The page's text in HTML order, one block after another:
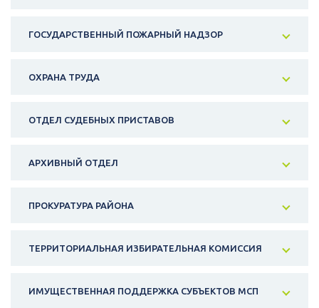
ГОСУДАРСТВЕННЫЙ ПОЖАРНЫЙ НАДЗОР
ОХРАНА ТРУДА
ОТДЕЛ СУДЕБНЫХ ПРИСТАВОВ
АРХИВНЫЙ ОТДЕЛ
ПРОКУРАТУРА РАЙОНА
ТЕРРИТОРИАЛЬНАЯ ИЗБИРАТЕЛЬНАЯ КОМИССИЯ
ИМУЩЕСТВЕННАЯ ПОДДЕРЖКА СУБЪЕКТОВ МСП